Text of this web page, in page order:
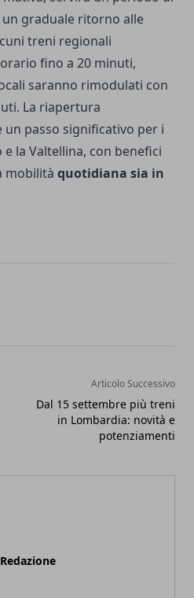
graduale ritorno alle
treni regionali
fino a 20 minuti,
saranno rimodulati con
La riapertura
passo significativo per i
la Valtellina, con benefici
mobilità quotidiana sia in
Articolo Successivo
Dal 15 settembre più treni
in Lombardia: novità e
potenziamenti
Redazione